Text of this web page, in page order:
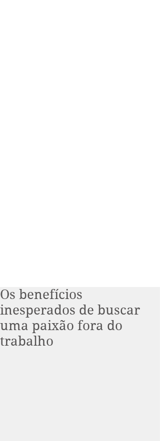
Os benefícios
inesperados de buscar
uma paixão fora do
trabalho